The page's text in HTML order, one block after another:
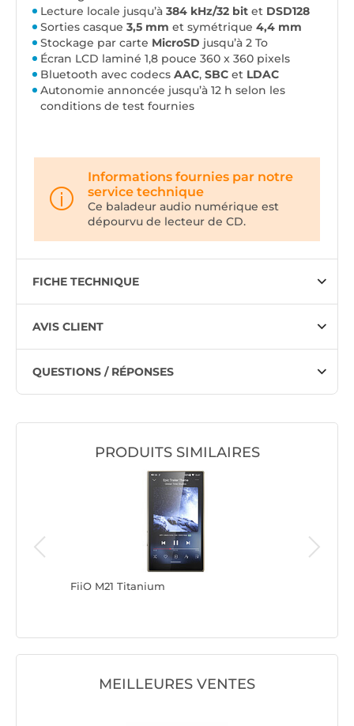
Lecture locale jusqu’à 384 kHz/32 bit et DSD128
Sorties casque 3,5 mm et symétrique 4,4 mm
Stockage par carte MicroSD jusqu’à 2 To
Écran LCD laminé 1,8 pouce 360 x 360 pixels
Bluetooth avec codecs AAC, SBC et LDAC
Autonomie annoncée jusqu’à 12 h selon les
conditions de test fournies
Informations fournies par notre
service technique
Ce baladeur audio numérique est
dépourvu de lecteur de CD.
FICHE TECHNIQUE
AVIS CLIENT
QUESTIONS / RÉPONSES
PRODUITS SIMILAIRES
FiiO M21 Titanium
MEILLEURES VENTES